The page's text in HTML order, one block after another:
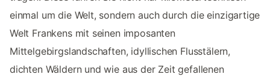
einmal um die Welt, sondern auch durch die einzigartige
Welt Frankens mit seinen imposanten
Mittelgebirgslandschaften, idyllischen Flusstälern,
dichten Wäldern und wie aus der Zeit gefallenen